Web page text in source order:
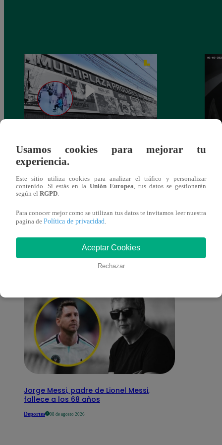
Asesinan a comerciante ferretero dentro de
galería en San Juan de Lurigancho
También te puede
interesar
Jorge Messi, padre de Lionel Messi,
fallece a los 68 años
Deportes 08 de agosto 2026
Usamos cookies para mejorar tu
experiencia.
Este sitio utiliza cookies para analizar el tráfico y personalizar
contenido. Si estás en la Unión Europea, tus datos se gestionarán
según el RGPD.
Para conocer mejor como se utilizan tus datos te invitamos leer nuestra
pagina de Política de privacidad.
Aceptar Cookies
Rechazar